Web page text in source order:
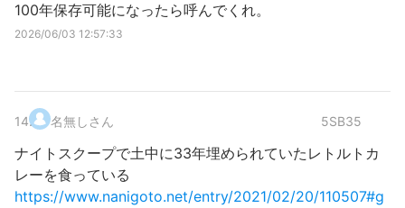
100年保存可能になったら呼んでくれ。
2026/06/03 12:57:33
14. 名無しさん 5SB35
ナイトスクープで土中に33年埋められていたレトルトカ
レーを食っている
https://www.nanigoto.net/entry/2021/02/20/110507#g